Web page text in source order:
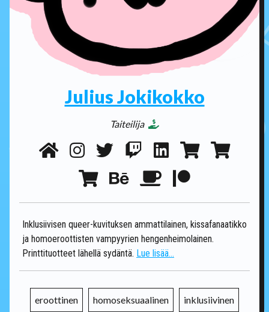
Julius Jokikokko
Taiteilija
Inklusiivisen queer-kuvituksen ammattilainen, kissafanaatikko
ja homoeroottisten vampyyrien hengenheimolainen.
Printtituotteet lähellä sydäntä. Lue lisää...
eroottinen homoseksuaalinen inklusiivinen